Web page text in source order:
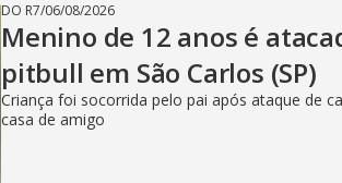
DO R7/06/08/2026
Menino de 12 anos é
pitbull em São Carlos (SP)
Criança foi socorrida pelo pai após ataque de
casa de amigo